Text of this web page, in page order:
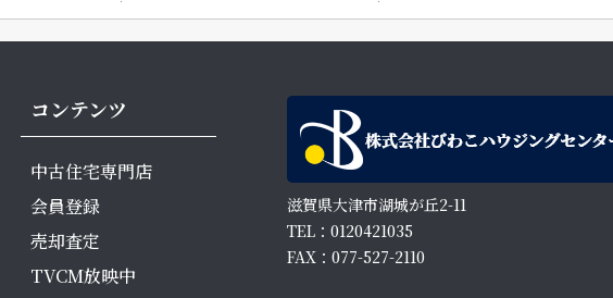
コンテンツ
中古住宅専門店
会員登録
売却査定
TVCM放映中
滋賀県大津市湖城が丘2-11
TEL：0120421035
FAX：077-527-2110